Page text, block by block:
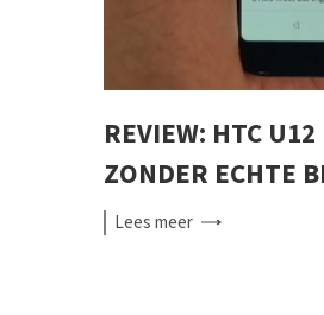
REVIEW: HTC
ZONDER ECHTE
Leesmeer